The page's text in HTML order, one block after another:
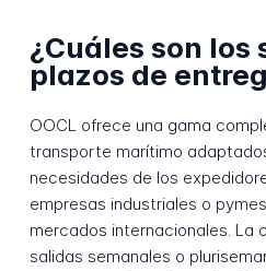
¿Cuáles son los
plazos de
OOCL ofrece una gama
transporte marítimo
necesidades de los
empresas industriales o
mercados internacionales. La
salidas semanales o